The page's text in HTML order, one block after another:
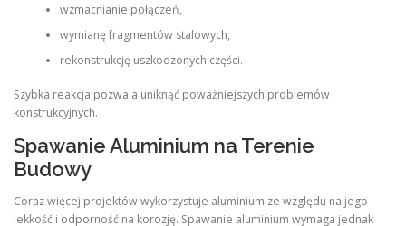
wzmacnianie połączeń,
wymianę fragmentów stalowych,
rekonstrukcję uszkodzonych części.
Szybka reakcja pozwala uniknąć poważniejszych problemów
konstrukcyjnych.
Spawanie Aluminium na Terenie
Budowy
Coraz więcej projektów wykorzystuje aluminium ze względu na jego
lekkość i odporność na korozję. Spawanie aluminium wymaga jednak